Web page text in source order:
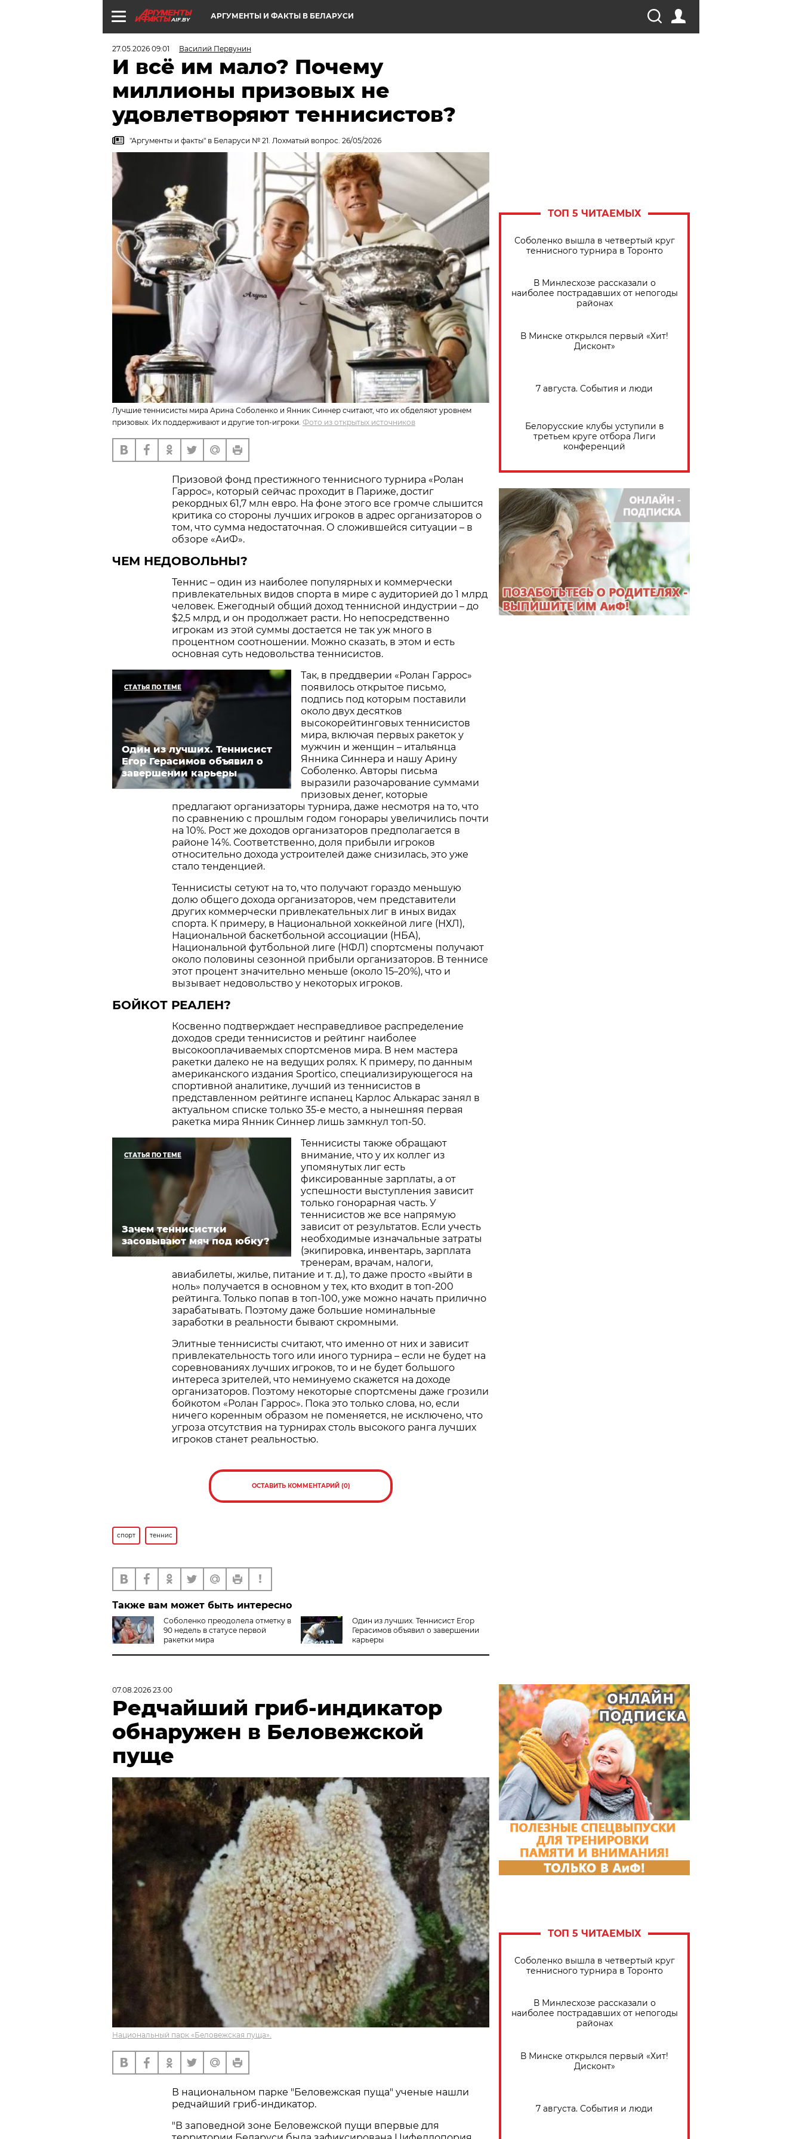
AIF.BY АРГУМЕНТЫ И ФАКТЫ В БЕЛАРУСИ
27.05.2026 09:01 Василий Первунин
И всё им мало? Почему
миллионы призовых не
удовлетворяют теннисистов?
"Аргументы и факты" в Беларуси № 21. Лохматый вопрос. 26/05/2026
Лучшие теннисисты мира Арина Соболенко и Янник Синнер считают, что их обделяют уровнем
призовых. Их поддерживают и другие топ-игроки. Фото из открытых источников
Призовой фонд престижного теннисного турнира «Ролан
Гаррос», который сейчас проходит в Париже, достиг
рекордных 61,7 млн евро. На фоне этого все громче слышится
критика со стороны лучших игроков в адрес организаторов о
том, что сумма недостаточная. О сложившейся ситуации – в
обзоре «АиФ».
ЧЕМ НЕДОВОЛЬНЫ?
Теннис – один из наиболее популярных и коммерчески
привлекательных видов спорта в мире с аудиторией до 1 млрд
человек. Ежегодный общий доход теннисной индустрии – до
$2,5 млрд, и он продолжает расти. Но непосредственно
игрокам из этой суммы достается не так уж много в
процентном соотношении. Можно сказать, в этом и есть
основная суть недовольства теннисистов.
СТАТЬЯ ПО ТЕМЕ
Один из лучших. Теннисист
Егор Герасимов объявил о
завершении карьеры
Так, в преддверии «Ролан Гаррос»
появилось открытое письмо,
подпись под которым поставили
около двух десятков
высокорейтинговых теннисистов
мира, включая первых ракеток у
мужчин и женщин – итальянца
Янника Синнера и нашу Арину
Соболенко. Авторы письма
выразили разочарование суммами
призовых денег, которые
предлагают организаторы турнира, даже несмотря на то, что
по сравнению с прошлым годом гонорары увеличились почти
на 10%. Рост же доходов организаторов предполагается в
районе 14%. Соответственно, доля прибыли игроков
относительно дохода устроителей даже снизилась, это уже
стало тенденцией.
Теннисисты сетуют на то, что получают гораздо меньшую
долю общего дохода организаторов, чем представители
других коммерчески привлекательных лиг в иных видах
спорта. К примеру, в Национальной хоккейной лиге (НХЛ),
Национальной баскетбольной ассоциации (НБА),
Национальной футбольной лиге (НФЛ) спортсмены получают
около половины сезонной прибыли организаторов. В теннисе
этот процент значительно меньше (около 15–20%), что и
вызывает недовольство у некоторых игроков.
БОЙКОТ РЕАЛЕН?
Косвенно подтверждает несправедливое распределение
доходов среди теннисистов и рейтинг наиболее
высокооплачиваемых спортсменов мира. В нем мастера
ракетки далеко не на ведущих ролях. К примеру, по данным
американского издания Sportico, специализирующегося на
спортивной аналитике, лучший из теннисистов в
представленном рейтинге испанец Карлос Алькарас занял в
актуальном списке только 35-е место, а нынешняя первая
ракетка мира Янник Синнер лишь замкнул топ-50.
СТАТЬЯ ПО ТЕМЕ
Зачем теннисистки
засовывают мяч под юбку?
Теннисисты также обращают
внимание, что у их коллег из
упомянутых лиг есть
фиксированные зарплаты, а от
успешности выступления зависит
только гонорарная часть. У
теннисистов же все напрямую
зависит от результатов. Если учесть
необходимые изначальные затраты
(экипировка, инвентарь, зарплата
тренерам, врачам, налоги,
авиабилеты, жилье, питание и т. д.), то даже просто «выйти в
ноль» получается в основном у тех, кто входит в топ-200
рейтинга. Только попав в топ-100, уже можно начать прилично
зарабатывать. Поэтому даже большие номинальные
заработки в реальности бывают скромными.
Элитные теннисисты считают, что именно от них и зависит
привлекательность того или иного турнира – если не будет на
соревнованиях лучших игроков, то и не будет большого
интереса зрителей, что неминуемо скажется на доходе
организаторов. Поэтому некоторые спортсмены даже грозили
бойкотом «Ролан Гаррос». Пока это только слова, но, если
ничего коренным образом не поменяется, не исключено, что
угроза отсутствия на турнирах столь высокого ранга лучших
игроков станет реальностью.
ОСТАВИТЬ КОММЕНТАРИЙ (0)
спорт теннис
Также вам может быть интересно
Соболенко преодолела отметку в
90 недель в статусе первой
ракетки мира
Один из лучших. Теннисист Егор
Герасимов объявил о завершении
карьеры
ТОП 5 ЧИТАЕМЫХ
Соболенко вышла в четвертый круг
теннисного турнира в Торонто
В Минлесхозе рассказали о
наиболее пострадавших от непогоды
районах
В Минске открылся первый «Хит!
Дисконт»
7 августа. События и люди
Белорусские клубы уступили в
третьем круге отбора Лиги
конференций
07.08.2026 23:00
Редчайший гриб-индикатор
обнаружен в Беловежской
пуще
Национальный парк «Беловежская пуща».
В национальном парке "Беловежская пуща" ученые нашли
редчайший гриб-индикатор.
"В заповедной зоне Беловежской пущи впервые для
ТОП 5 ЧИТАЕМЫХ
Соболенко вышла в четвертый круг
теннисного турнира в Торонто
В Минлесхозе рассказали о
наиболее пострадавших от непогоды
районах
В Минске открылся первый «Хит!
Дисконт»
7 августа. События и люди